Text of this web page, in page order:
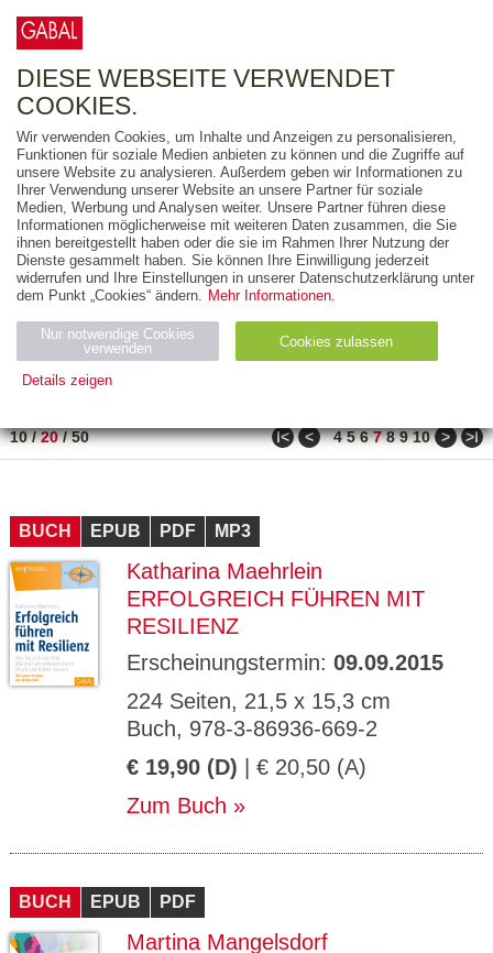
FREITEXT
AUSGABEART
AUS DER REIHE
ZUM THEMA
Neuerscheinung
Bestseller
PREIS
10/20/50 ǀ< < 4 5 6 7 8 9 10 > >ǀ
BUCH EPUB PDF MP3
Katharina Maehrlein
ERFOLGREICH FÜHREN MIT
RESILIENZ
Erscheinungstermin: 09.09.2015
224 Seiten, 21,5 x 15,3 cm
Buch, 978-3-86936-669-2
€ 19,90 (D) | € 20,50 (A)
Zum Buch
BUCH EPUB PDF
Martina Mangelsdorf
DIESE WEBSEITE VERWENDET
COOKIES.
Wir verwenden Cookies, um Inhalte und Anzeigen zu personalisieren,
Funktionen für soziale Medien anbieten zu können und die Zugriffe auf
unsere Website zu analysieren. Außerdem geben wir Informationen zu
Ihrer Verwendung unserer Website an unsere Partner für soziale
Medien, Werbung und Analysen weiter. Unsere Partner führen diese
Informationen möglicherweise mit weiteren Daten zusammen, die Sie
ihnen bereitgestellt haben oder die sie im Rahmen Ihrer Nutzung der
Dienste gesammelt haben. Sie können Ihre Einwilligung jederzeit
widerrufen und Ihre Einstellungen in unserer Datenschutzerklärung unter
dem Punkt „Cookies“ ändern. Mehr Informationen.
Nur notwendige Cookies
verwenden
Cookies zulassen
Details zeigen
Name Zweck
Ty
ESSION
_ID
verlag.
de
Session verwendet
GV_CO
OKIES
gabal-
verlag.
Speichert den Zustimmungsstatus des
Benutzers für Cookies auf der aktuellen
Domäne.